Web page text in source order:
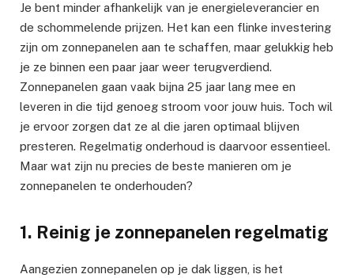
Je bent minder afhankelijk van je energieleverancier en
de schommelende prijzen. Het kan een flinke investering
zijn om zonnepanelen aan te schaffen, maar gelukkig heb
je ze binnen een paar jaar weer terugverdiend.
Zonnepanelen gaan vaak bijna 25 jaar lang mee en
leveren in die tijd genoeg stroom voor jouw huis. Toch wil
je ervoor zorgen dat ze al die jaren optimaal blijven
presteren. Regelmatig onderhoud is daarvoor essentieel.
Maar wat zijn nu precies de beste manieren om je
zonnepanelen te onderhouden?
1. Reinig je zonnepanelen regelmatig
Aangezien zonnepanelen op je dak liggen, is het